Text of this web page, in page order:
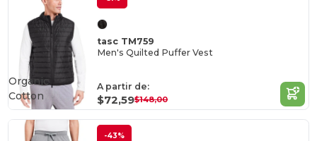
tasc TM759
Men's Quilted Puffer Vest
A partir de:
$72,59$148,00
Organic
Cotton
-43%